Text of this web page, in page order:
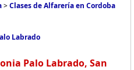
>Clases de Alfarería en Cordoba
Labrado
Palo Labrado, San